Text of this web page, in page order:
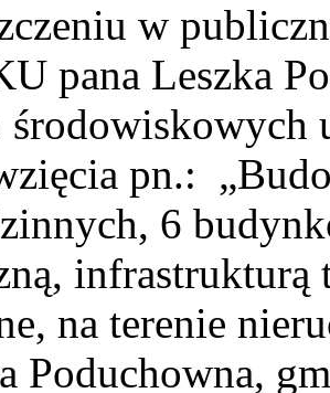
w
pana Leszka
środowiskowych
pn.:
6
infrastrukturą
na terenie
Poduchowna,